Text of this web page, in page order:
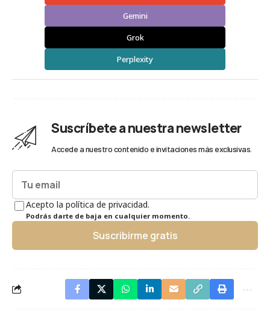
Gemini
Grok
Perplexity
Suscríbete a nuestra newsletter
Accede a nuestro contenido e invitaciones más exclusivas.
Acepto la política de privacidad.
Podrás darte de baja en cualquier momento.
Suscribirme gratis